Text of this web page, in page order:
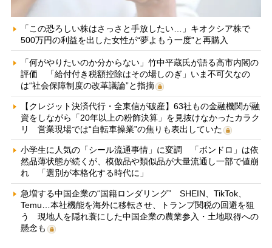
「この恐ろしい株はさっさと手放したい…」キオクシア株で
500万円の利益を出した女性が“夢よもう一度”と再購入
「何がやりたいのか分からない」竹中平蔵氏が語る高市内閣の
評価 「給付付き税額控除はその場しのぎ」いま不可欠なの
は“社会保障制度の改革議論”と指摘
【クレジット決済代行・全東信が破産】63社もの金融機関が融
資をしながら「20年以上の粉飾決算」を見抜けなかったカラク
リ 営業現場では“自転車操業”の焦りも表出していた
小学生に人気の「シール流通事情」に変調 「ボンドロ」は依
然品薄状態が続くが、模倣品や類似品が大量流通し一部で値崩
れ 「選別が本格化する時代に」
急増する中国企業の“国籍ロンダリング” SHEIN、TikTok、
Temu…本社機能を海外に移転させ、トランプ関税の回避を狙
う 現地人を隠れ蓑にした中国企業の農業参入・土地取得への
懸念も